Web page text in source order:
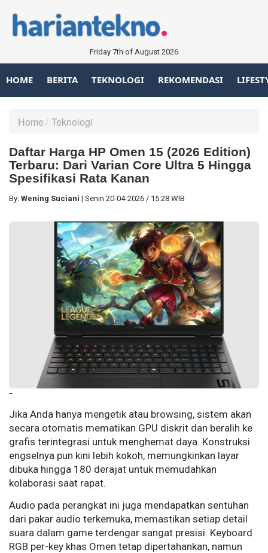
Friday 7th of August 2026
HOME BERITA TEKNOLOGI REKOMENDASI
Home Teknologi
Daftar Harga HP Omen 15 (2026 Edition)
Terbaru: Dari Varian Core Ultra 5 Hingga
Spesifikasi Rata Kanan
By: Wening Suciani | Senin 20-04-2026 / 15:28 WIB
--
Jika Anda hanya mengetik atau browsing, sistem akan
secara otomatis mematikan GPU diskrit dan beralih ke
grafis terintegrasi untuk menghemat daya. Konstruksi
engselnya pun kini lebih kokoh, memungkinkan layar
dibuka hingga 180 derajat untuk memudahkan
kolaborasi saat rapat.
Audio pada perangkat ini juga mendapatkan sentuhan
dari pakar audio terkemuka, memastikan setiap detail
suara dalam game terdengar sangat presisi. Keyboard
RGB per-key khas Omen tetap dipertahankan, namun